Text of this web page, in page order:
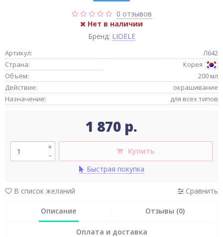
0 отзывов
Нет в наличии
Бренд: LIOELE
Артикул:
Л642
Страна:
Корея
Объём:
200 мл
Действие:
окрашивание
Назначение:
для всех типов
1 870 р.
–
+
Купить
Быстрая покупка
В список желаний Сравнить
Описание Отзывы (0)
Оплата и доставка